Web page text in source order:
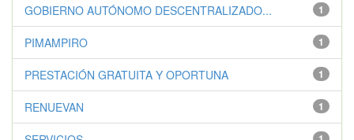
1
GOBIERNO AUTÓNOMO DESCENTRALIZADO...
1
PIMAMPIRO
1
PRESTACIÓN GRATUITA Y OPORTUNA
1
RENUEVAN